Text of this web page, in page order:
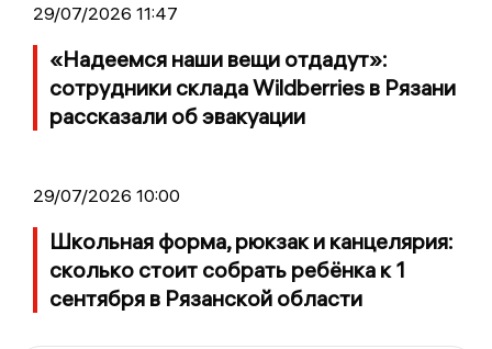
29/07/2026 11:47
«Надеемся наши вещи отдадут»:
сотрудники склада Wildberries в Рязани
рассказали об эвакуации
29/07/2026 10:00
Школьная форма, рюкзак и канцелярия:
сколько стоит собрать ребёнка к 1
сентября в Рязанской области